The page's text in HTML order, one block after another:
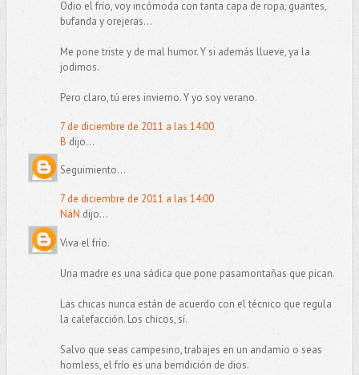
Odio el frío, voy incómoda con tanta capa de ropa, guantes,
bufanda y orejeras...
Me pone triste y de mal humor. Y si además llueve, ya la
jodimos.
Pero claro, tú eres invierno. Y yo soy verano.
7 de diciembre de 2011 a las 14:00
B dijo...
Seguimiento...
7 de diciembre de 2011 a las 14:00
NáN dijo...
Viva el frío.
Una madre es una sádica que pone pasamontañas que pican.
Las chicas nunca están de acuerdo con el técnico que regula
la calefacción. Los chicos, sí.
Salvo que seas campesino, trabajes en un andamio o seas
homless, el frío es una bemdición de dios.